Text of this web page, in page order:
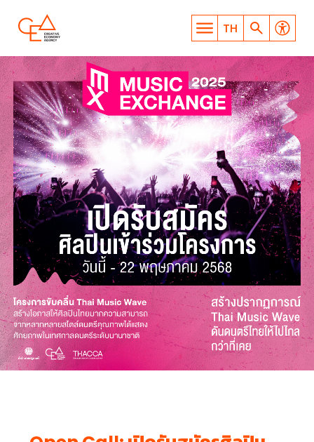
TH
WHAT ARE YOU LOOKING
FOR?
SEARCH